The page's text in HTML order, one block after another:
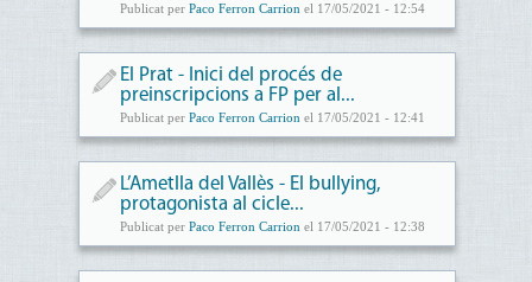
Publicat per Paco Ferron Carrion el 17/05/2021 - 12:54
El Prat - Inici del procés de
preinscripcions a FP per al...
Publicat per Paco Ferron Carrion el 17/05/2021 - 12:41
L’Ametlla del Vallès - El bullying,
protagonista al cicle...
Publicat per Paco Ferron Carrion el 17/05/2021 - 12:38